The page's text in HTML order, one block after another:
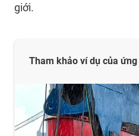
giới.
Tham khảo ví dụ của ứng